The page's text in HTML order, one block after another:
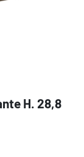
H. 28,8